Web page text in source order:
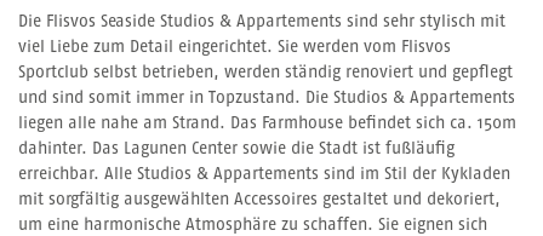
Die Flisvos Seaside Studios & Appartements sind sehr stylisch mit
viel Liebe zum Detail eingerichtet. Sie werden vom Flisvos
Sportclub selbst betrieben, werden ständig renoviert und gepflegt
und sind somit immer in Topzustand. Die Studios & Appartements
liegen alle nahe am Strand. Das Farmhouse befindet sich ca. 150m
dahinter. Das Lagunen Center sowie die Stadt ist fußläufig
erreichbar. Alle Studios & Appartements sind im Stil der Kykladen
mit sorgfältig ausgewählten Accessoires gestaltet und dekoriert,
um eine harmonische Atmosphäre zu schaffen. Sie eignen sich